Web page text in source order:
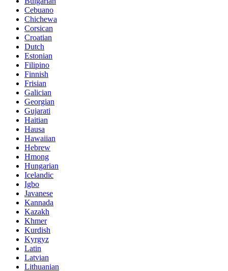
Cebuano
Chichewa
Corsican
Croatian
Dutch
Estonian
Filipino
Finnish
Frisian
Galician
Georgian
Gujarati
Haitian
Hausa
Hawaiian
Hebrew
Hmong
Hungarian
Icelandic
Igbo
Javanese
Kannada
Kazakh
Khmer
Kurdish
Kyrgyz
Latin
Latvian
Lithuanian